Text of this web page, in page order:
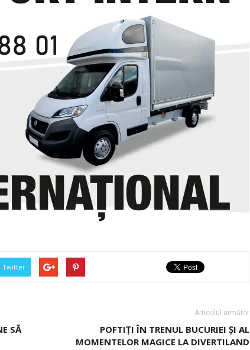
Twitter
SĂ
Articolul următor
POFTIŢI ÎN TRENUL BUCURIEI ŞI AL
MOMENTELOR MAGICE LA DIVERTILAND